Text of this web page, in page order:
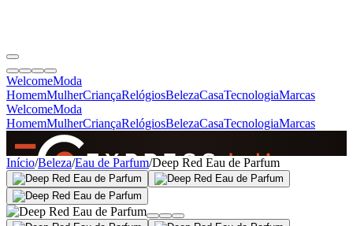
WelcomeModa
HomemMulherCriançaRelógiosBelezaCasaTecnologiaMarcas
WelcomeModa
HomemMulherCriançaRelógiosBelezaCasaTecnologiaMarcas
SINCE 2005
+de 36.000 reviews
Início/Beleza/Eau de Parfum/Deep Red Eau de Parfum